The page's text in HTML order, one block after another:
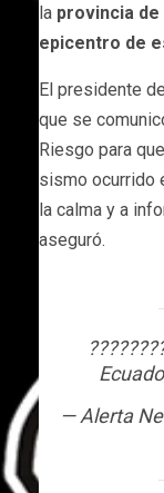
la provincia de
epicentro de
El presidente
que se
Riesgo para
sismo ocurrido
la calma y a
aseguró.
— Alerta